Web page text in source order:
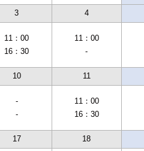
3 4
11：00
16：30
11：00
-
10 11
-
-
11：00
16：30
17 18